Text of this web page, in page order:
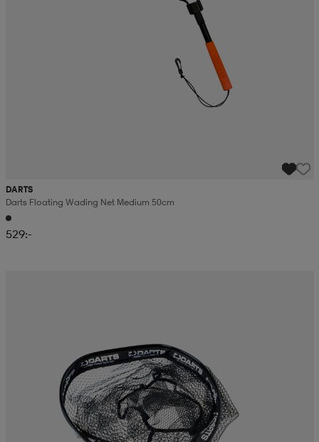
DARTS
Darts Floating Wading Net Medium 50cm
529:-